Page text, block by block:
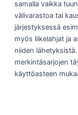
samalla vaikka
välivarastoa tai
järjestyksessä
myös liikelahjat ja
niiden
merkintäsarjojen
käyttöasteen